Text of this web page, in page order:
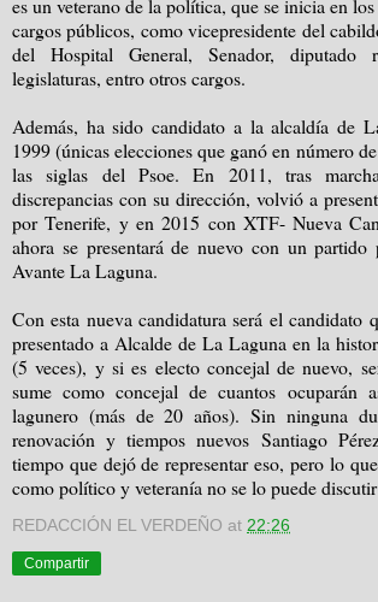
es un veterano de la política, que se inicia en
cargos públicos, como vicepresidente del
del Hospital General, Senador, diputado
legislaturas, entro otros cargos.
Además, ha sido candidato a la alcaldía de
1999 (únicas elecciones que ganó en número
las siglas del Psoe. En 2011, tras
discrepancias con su dirección, volvió a
por Tenerife, y en 2015 con XTF- Nueva
ahora se presentará de nuevo con un partido
Avante La Laguna.
Con esta nueva candidatura será el candidato
presentado a Alcalde de La Laguna en la
(5 veces), y si es electo concejal de nuevo,
sume como concejal de cuantos ocuparán
lagunero (más de 20 años). Sin ninguna
renovación y tiempos nuevos Santiago
tiempo que dejó de representar eso, pero lo
como político y veteranía no se lo puede
REDACCIÓN EL VERDEÑO at 22:26
Compartir